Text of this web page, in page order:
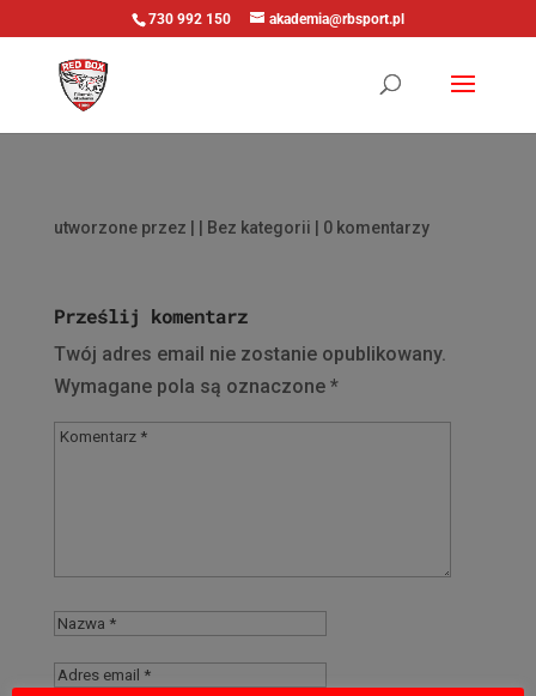
730 992 150 akademia@rbsport.pl
utworzone przez | Bez kategorii | 0 komentarzy
Prześlij komentarz
Twój adres email nie zostanie opublikowany.
Wymagane pola są oznaczone *